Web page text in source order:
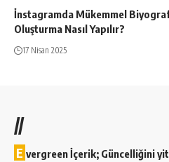
İnstagramda Mükemmel
Oluşturma Nasıl Yapılır?
17 Nisan 2025
//
E vergreen İçerik; Güncelliğini